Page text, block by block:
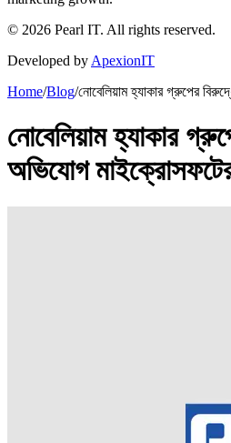
© 2026 Pearl IT. All rights reserved.
Developed by ApexionIT
Home/Blog/নোবেলিয়াম হ্যাকার গ্রুপের
নোবেলিয়াম হ্যাকার
অভিযোগ